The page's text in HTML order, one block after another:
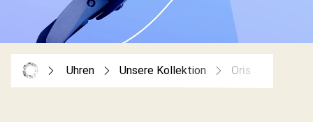
Uhren Unsere Kollektion Oris